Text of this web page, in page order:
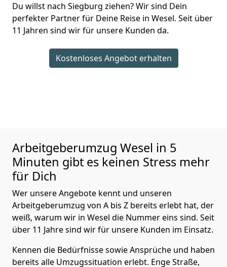
Du willst nach Siegburg ziehen? Wir sind Dein
perfekter Partner für Deine Reise in Wesel. Seit über
11 Jahren sind wir für unsere Kunden da.
Kostenloses Angebot erhalten
Arbeitgeberumzug Wesel in 5
Minuten gibt es keinen Stress mehr
für Dich
Wer unsere Angebote kennt und unseren
Arbeitgeberumzug von A bis Z bereits erlebt hat, der
weiß, warum wir in Wesel die Nummer eins sind. Seit
über 11 Jahre sind wir für unsere Kunden im Einsatz.
Kennen die Bedürfnisse sowie Ansprüche und haben
bereits alle Umzugssituation erlebt. Enge Straße,